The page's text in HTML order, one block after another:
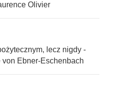
Olivier
lecz nigdy -
Ebner-Eschenbach